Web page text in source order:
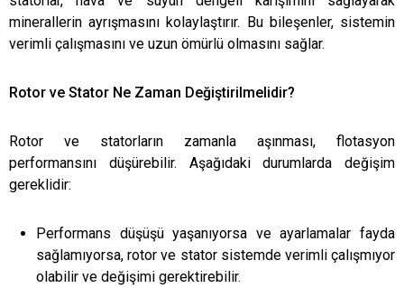
minerallerin ayrışmasını kolaylaştırır. Bu bileşenler, sistemin
verimli çalışmasını ve uzun ömürlü olmasını sağlar.
Rotor ve Stator Ne Zaman Değiştirilmelidir?
Rotor ve statorların zamanla aşınması, flotasyon
performansını düşürebilir. Aşağıdaki durumlarda değişim
gereklidir:
Performans düşüşü yaşanıyorsa ve ayarlamalar fayda
sağlamıyorsa, rotor ve stator sistemde verimli çalışmıyor
olabilir ve değişimi gerektirebilir.